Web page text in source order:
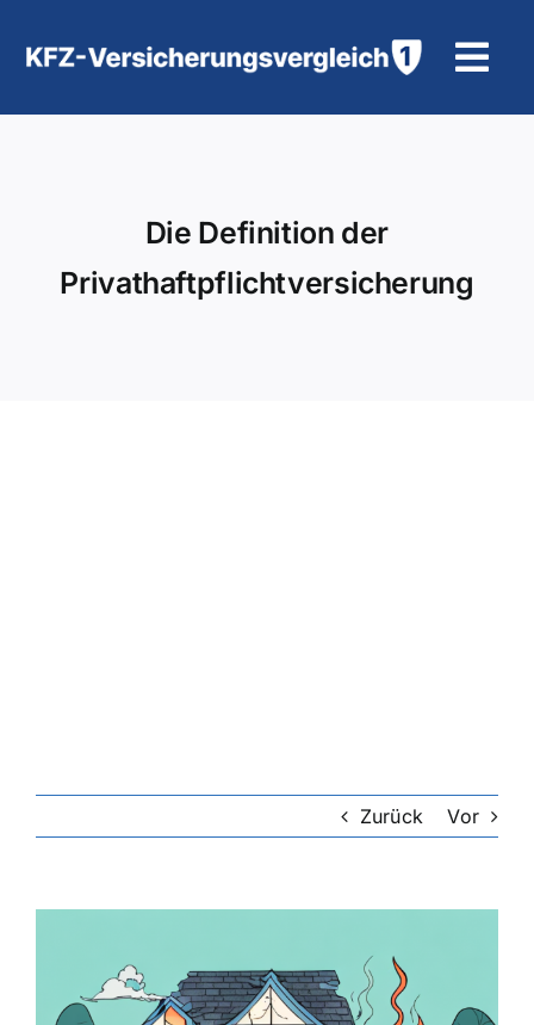
Inhalt
Hilfe und Kontakt
Die Definition der
Privathaftpflichtversicherung
Zurück Vor